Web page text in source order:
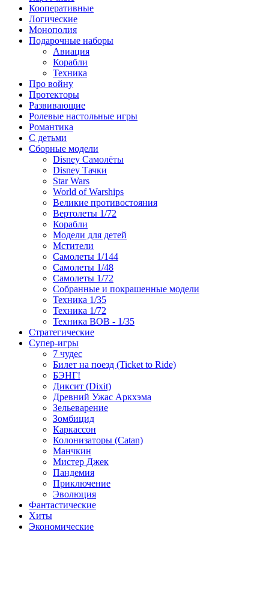
Кооперативные
Логические
Монополия
Подарочные наборы
Авиация
Корабли
Техника
Про войну
Протекторы
Развивающие
Ролевые настольные игры
Романтика
С детьми
Сборные модели
Disney Самолёты
Disney Тачки
Star Wars
World of Warships
Великие противостояния
Вертолеты 1/72
Корабли
Модели для детей
Мстители
Самолеты 1/144
Самолеты 1/48
Самолеты 1/72
Собранные и покрашенные модели
Техника 1/35
Техника 1/72
Техника ВОВ - 1/35
Стратегические
Супер-игры
7 чудес
Билет на поезд (Ticket to Ride)
БЭНГ!
Диксит (Dixit)
Древний Ужас Аркхэма
Зельеварение
Зомбицид
Каркассон
Колонизаторы (Catan)
Манчкин
Мистер Джек
Пандемия
Приключение
Эволюция
Фантастические
Хиты
Экономические